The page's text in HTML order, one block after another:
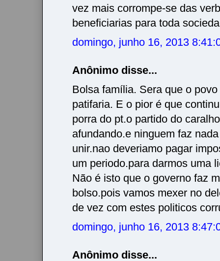
vez mais corrompe-se das
beneficiarias para toda
domingo, junho 16, 2013
Anônimo disse...
Bolsa família. Sera que o
patifaria. E o pior é que
porra do pt.o partido do
afundando.e ninguem faz
unir.nao deveriamo pagar
um periodo.para darmos uma
Não é isto que o governo faz
bolso.pois vamos mexer no
de vez com estes politicos
domingo, junho 16, 2013
Anônimo disse...